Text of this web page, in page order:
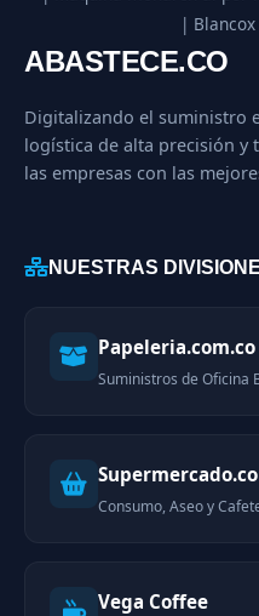
|
ABASTECE.CO
Digitalizando el suministro
logística de alta precisión y
las empresas con las
NUESTRAS
Papeleria.com.co
Suministros de Oficina
Supermercado.co
Consumo, Aseo y
Vega Coffee